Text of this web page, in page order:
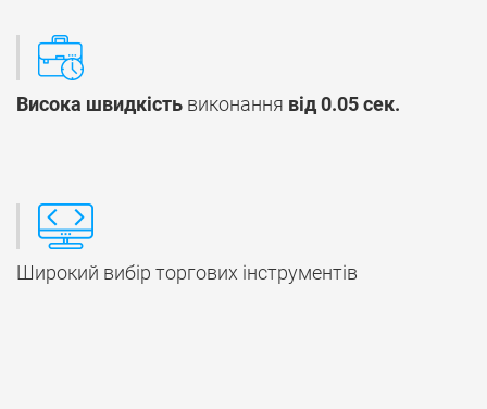
Висока швидкість виконання від 0.05 сек.
Широкий вибір торгових інструментів